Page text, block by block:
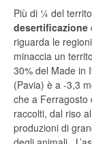
Più di ¼ del
desertificazione
riguarda le
minaccia un
30% del Made in
(Pavia) è a -3,3
che a Ferragosto
raccolti, dal riso
produzioni di